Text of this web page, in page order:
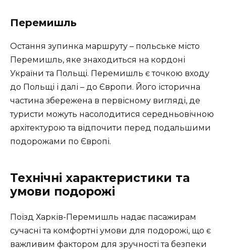
Перемишль
Остання зупинка маршруту – польське місто
Перемишль, яке знаходиться на кордоні
України та Польщі. Перемишль є точкою входу
до Польщі і далі – до Європи. Його історична
частина збережена в первісному вигляді, де
туристи можуть насолодитися середньовічною
архітектурою та відпочити перед подальшими
подорожами по Європі.
Технічні характеристики та
умови подорожі
Поїзд Харків-Перемишль надає пасажирам
сучасні та комфортні умови для подорожі, що є
важливим фактором для зручності та безпеки